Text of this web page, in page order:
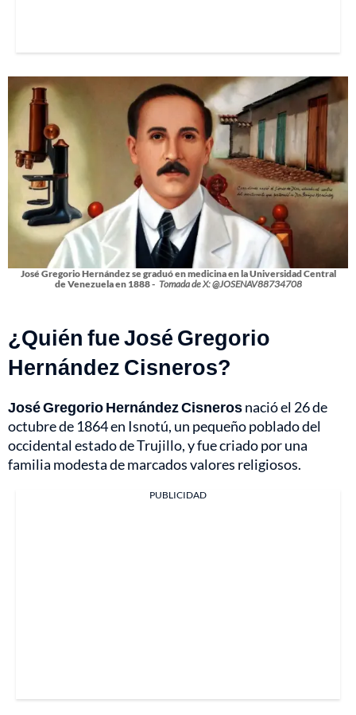
José Gregorio Hernández se graduó en medicina en la Universidad Central
de Venezuela en 1888 - Tomada de X: @JOSENAV88734708
¿Quién fue José Gregorio
Hernández Cisneros?
José Gregorio Hernández Cisnerosnació el 26 de
octubre de 1864 en Isnotú, un pequeño poblado del
occidental estado de Trujillo, y fue criado por una
familia modesta de marcados valores religiosos.
PUBLICIDAD